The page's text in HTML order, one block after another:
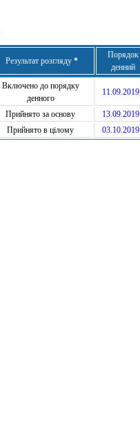
Результат розгляду *
Порядок
денний
Включено до порядку
денного
11.09.2019
Прийнято за основу 13.09.2019
Прийнято в цілому
03.10.2019